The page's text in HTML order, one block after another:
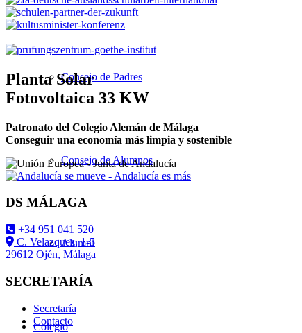
Consejo de Padres
Consejo de Alumnos
Alumni
Colegio
Planta Solar
Fotovoltaica 33 KW
Patronato del Colegio Alemán de Málaga
Conseguir una economía más limpia y sostenible
DS MÁLAGA
+34 951 041 520
C. Velazquez, 1-5
29612 Ojén, Málaga
SECRETARÍA
Secretaría
Contacto